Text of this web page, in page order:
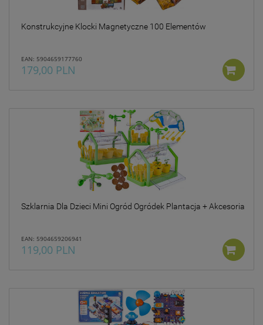
Konstrukcyjne Klocki Magnetyczne 100 Elementów
EAN: 5904659177760
179,00 PLN
Szklarnia Dla Dzieci Mini Ogród Ogródek Plantacja + Akcesoria
EAN: 5904659206941
119,00 PLN